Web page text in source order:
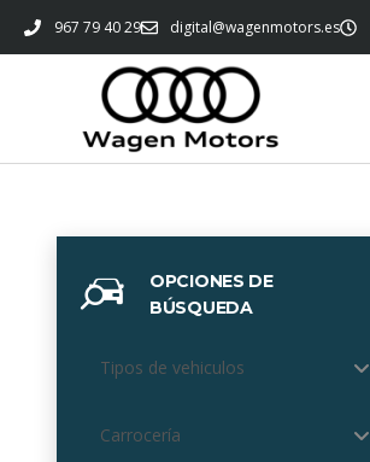
967 79 40 29 digital@wagenmotors.es
OPCIONES DE
BÚSQUEDA
Tipos de vehiculos
Carrocería